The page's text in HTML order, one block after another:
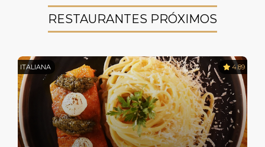
RESTAURANTES PRÓXIMOS
ITALIANA 4.89